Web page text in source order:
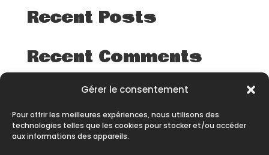
Gérer le consentement
Pour offrir les meilleures expériences, nous utilisons des
technologies telles que les cookies pour stocker et/ou accéder
aux informations des appareils.
Recent Posts
Recent Comments